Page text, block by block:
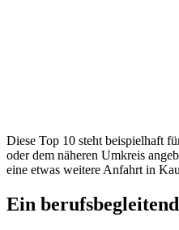
Diese Top 10 steht beispielhaft
oder dem näheren Umkreis
eine etwas weitere Anfahrt in
Ein